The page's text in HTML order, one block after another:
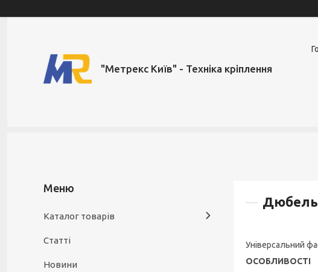
"Метрекс Київ" - Техніка кріплення
Дюбель
Універсальний
ОСОБЛИВОСТІ
Каталог товарів
Статті
Новини